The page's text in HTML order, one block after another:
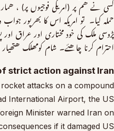
کسی نے ھم پر (امریکی فوجیوں پر) ،
حملہ کیا۔ تو امریکہ اس کا بھرپور
پڑوسی ملک کی خود مختاری اور عراق
احترام کرنا چاھئے۔ شام کومھلک ھتھیار
strict action against Iran
attacks on a compound
International Airport, the US
Minister warned Iran on
if it damaged US